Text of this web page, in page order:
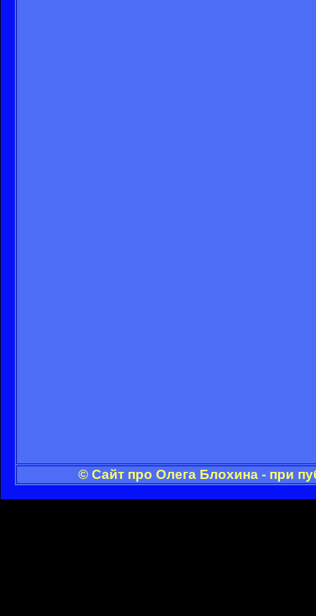
© Сайт про Олега Блохина - при